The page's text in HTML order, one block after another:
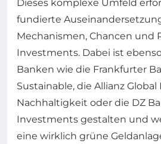
Dieses komplexe Umfeld
fundierte
Mechanismen, Chancen und
Investments. Dabei ist
Banken wie die Frankfurter
Sustainable, die Allianz Global
Nachhaltigkeit oder die DZ
Investments gestalten und
eine wirklich grüne